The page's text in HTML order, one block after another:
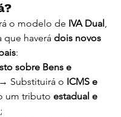
o modelo de IVA Dual ,
que haverá dois novos
:
sobre Bens e
→ Substituirá o ICMS e
um tributo estadual e
;